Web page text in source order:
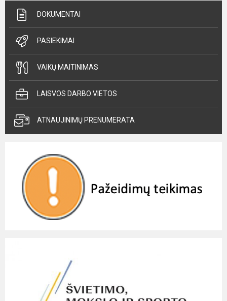
DOKUMENTAI
PASIEKIMAI
VAIKŲ MAITINIMAS
LAISVOS DARBO VIETOS
ATNAUJINIMŲ PRENUMERATA